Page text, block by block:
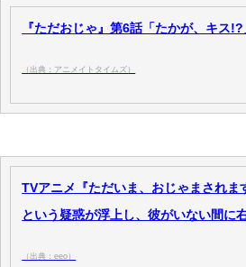
『ただおじゃ』第6話「たかが、キス
（出典：アニメイトタイムズ）
TVアニメ『ただいま、おじゃまされ
という疑惑が浮上し、彼がいない間に
（出典：eeo）